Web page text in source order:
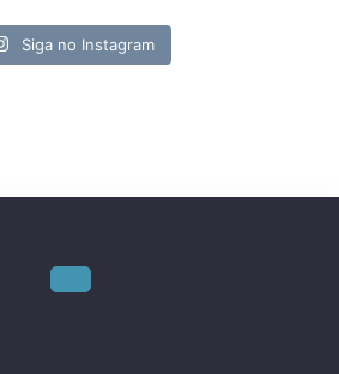
Siga no Instagram